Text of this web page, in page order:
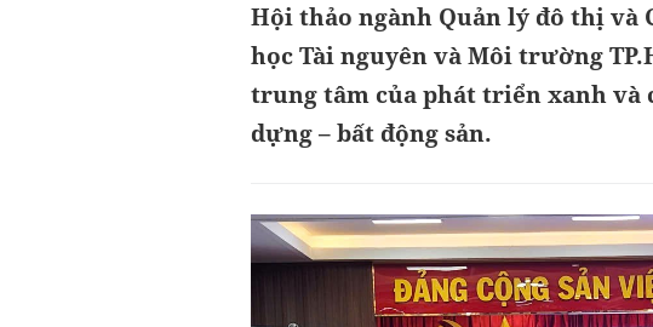
Hội thảo ngành Quản lý đô thị
học Tài nguyên và Môi trường
trung tâm của phát triển xanh
dựng – bất động sản.